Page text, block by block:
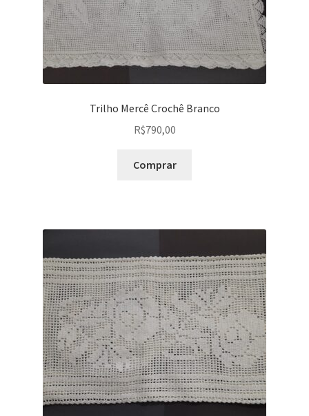
Trilho Mercê Crochê Branco
R$790,00
Comprar